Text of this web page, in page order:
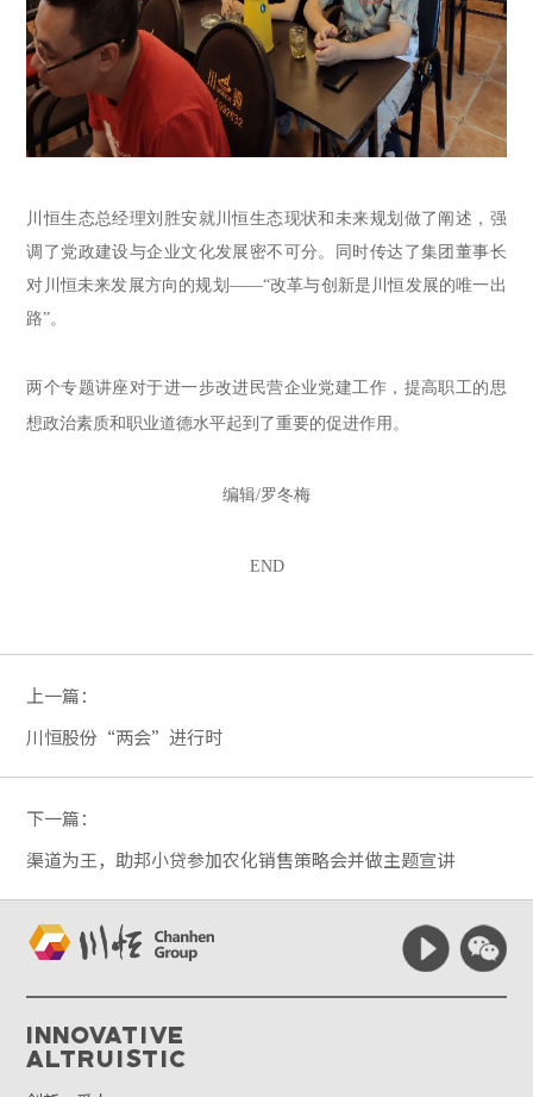
川恒生态总经理刘胜安就川恒生态现状和未来规划 做了阐述 ，强
调了党政建设与企业文化发展密不可分。
同时传达了集团董事长
对川恒未来发展方向 的规划 ——“改革与创新是川恒发展的唯一出
路”。
两个专题讲座对于进一步改进民营企业党建工作，提高职工的思
想政治素质和职业道德水平起到了重要的促进作用。
编辑/罗冬梅
END
上一篇：
川恒股份“两会”进行时
下一篇：
渠道为王，助邦小贷参加农化销售策略会并做主题宣讲
Innovative
Altruistic